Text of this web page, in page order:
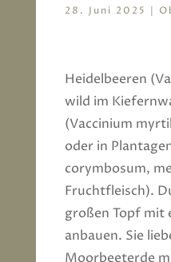
28. Juni 2025 |
Heidelbeeren
wild im
(Vaccinium
oder in
corymbosum,
Fruchtfleisch).
großen Topf mit
anbauen. Sie
Moorbeeterde